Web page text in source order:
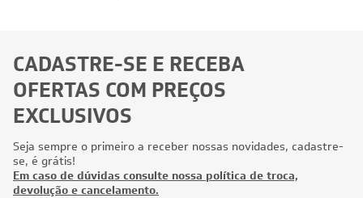
CADASTRE-SE E RECEBA
OFERTAS COM PREÇOS
EXCLUSIVOS
Seja sempre o primeiro a receber nossas novidades, cadastre-
se, é grátis!
Em caso de dúvidas consulte nossa política de troca,
devolução e cancelamento.